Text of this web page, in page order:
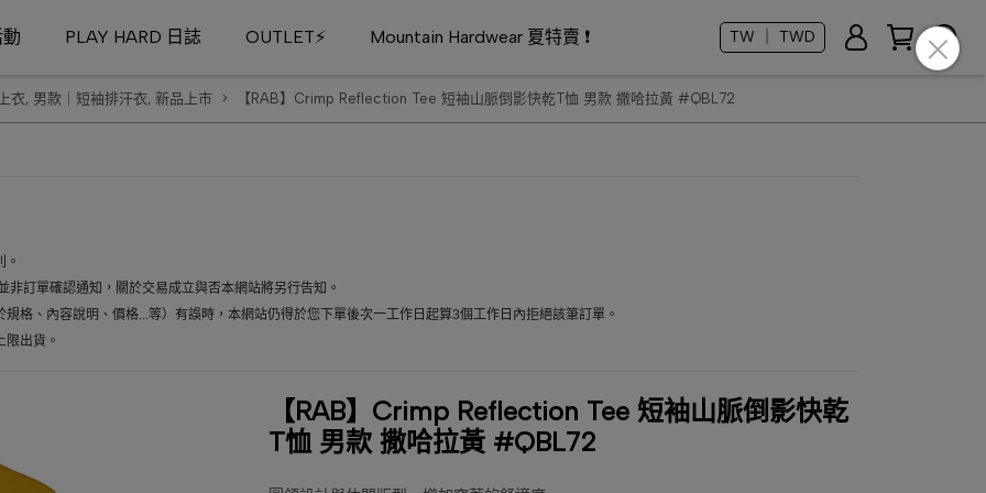
PLAY HARD 日誌 OUTLET⚡ Mountain Hardwear 夏特賣 ❗ TW ｜ TWD
衣, 男款｜短袖排汗衣, 新品上市 【RAB】Crimp Reflection Tee 短袖山脈倒影快乾T恤 男款 撒哈拉黃 #QBL72
。
訂單確認通知，關於交易成立與否本網站將另行告知。
格、內容說明、價格...等）有誤時，本網站仍得於您下單後次一工作日起算3個工作日內拒絕該筆訂單。
出貨。
【RAB】Crimp Reflection Tee 短袖山脈倒影快乾
T恤 男款 撒哈拉黃 #QBL72